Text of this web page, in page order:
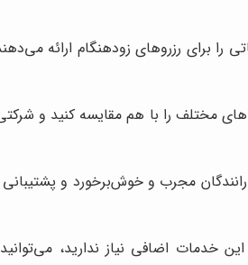
برای رزروهای زودهنگام ارائه
مختلف را با هم مقایسه کنید و شرکتی
این خدمات اضافی نیاز ندارید،